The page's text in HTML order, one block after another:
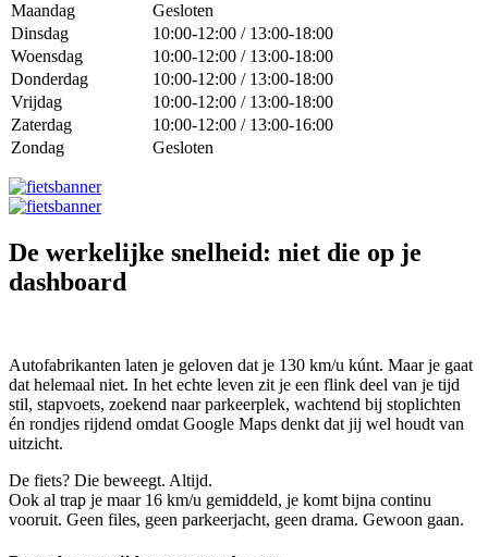
Maandag
Gesloten
Dinsdag
10:00-12:00 / 13:00-18:00
Woensdag
10:00-12:00 / 13:00-18:00
Donderdag
10:00-12:00 / 13:00-18:00
Vrijdag
10:00-12:00 / 13:00-18:00
Zaterdag
10:00-12:00 / 13:00-16:00
Zondag
Gesloten
De werkelijke snelheid: niet die op je
dashboard
Autofabrikanten laten je geloven dat je 130 km/u kúnt. Maar je gaat
dat helemaal niet. In het echte leven zit je een flink deel van je tijd
stil, stapvoets, zoekend naar parkeerplek, wachtend bij stoplichten
én rondjes rijdend omdat Google Maps denkt dat jij wel houdt van
uitzicht.
De fiets? Die beweegt. Altijd.
Ook al trap je maar 16 km/u gemiddeld, je komt bijna continu
vooruit. Geen files, geen parkeerjacht, geen drama. Gewoon gaan.